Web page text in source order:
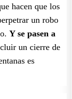
hacen que los
un robo
Y se pasen a
un cierre de
es